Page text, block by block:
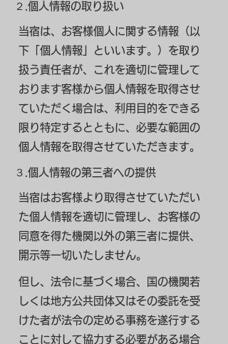
２.個人情報の取り扱い
当宿は、お客様個人に関する情報（以
下「個人情報」といいます。）を取り
扱う責任者が、これを適切に管理して
おります客様から個人情報を取得させ
ていただく場合は、利用目的をできる
限り特定するとともに、必要な範囲の
個人情報を取得させていただきます。
３.個人情報の第三者への提供
当宿はお客様より取得させていただい
た個人情報を適切に管理し、お客様の
同意を得た機関以外の第三者に提供、
開示等一切いたしません。
但し、法令に基づく場合、国の機関若
しくは地方公共団体又はその委託を受
けた者が法令の定める事務を遂行する
ことに対して協力する必要がある場合